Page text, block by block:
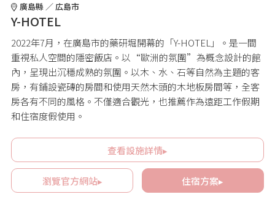
廣島縣 ／ 広島市
Y-HOTEL
2022年7月，在廣島市的藥研堀開幕的「Y-HOTEL」。是一間
重視私人空間的隱密飯店。以“歐洲的氛圍”為概念設計的館
內，呈現出沉穩成熟的氛圍。以木、水、石等自然為主題的客
房，有鋪設瓷磚的房間和使用天然木頭的木地板房間等，全客
房各有不同的風格。不僅適合觀光，也推薦作為遠距工作假期
和住宿度假使用。
查看設施詳情▸
瀏覽官方網站▸ 住宿方案▸